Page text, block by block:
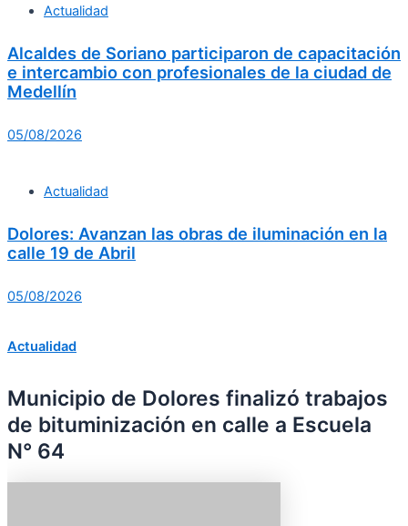
Actualidad
Alcaldes de Soriano participaron de capacitación
e intercambio con profesionales de la ciudad de
Medellín
05/08/2026
Actualidad
Dolores: Avanzan las obras de iluminación en la
calle 19 de Abril
05/08/2026
Actualidad
Municipio de Dolores finalizó trabajos
de bituminización en calle a Escuela
N° 64